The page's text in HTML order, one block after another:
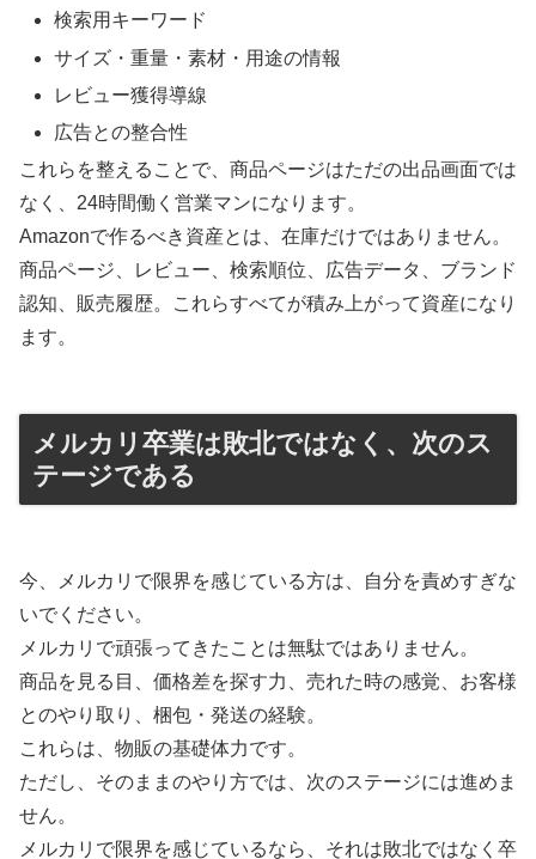
検索用キーワード
サイズ・重量・素材・用途の情報
レビュー獲得導線
広告との整合性
これらを整えることで、商品ページはただの出品画面では
なく、24時間働く営業マンになります。
Amazonで作るべき資産とは、在庫だけではありません。
商品ページ、レビュー、検索順位、広告データ、ブランド
認知、販売履歴。これらすべてが積み上がって資産になり
ます。
メルカリ卒業は敗北ではなく、次のス
テージである
今、メルカリで限界を感じている方は、自分を責めすぎな
いでください。
メルカリで頑張ってきたことは無駄ではありません。
商品を見る目、価格差を探す力、売れた時の感覚、お客様
とのやり取り、梱包・発送の経験。
これらは、物販の基礎体力です。
ただし、そのままのやり方では、次のステージには進めま
せん。
メルカリで限界を感じているなら、それは敗北ではなく卒